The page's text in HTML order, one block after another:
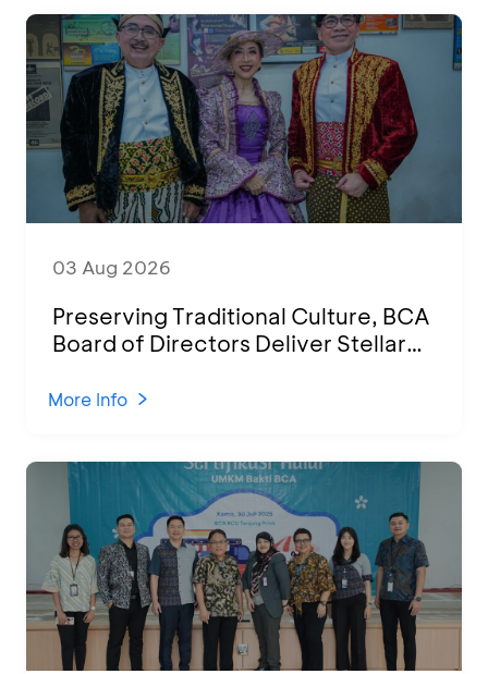
03 Aug 2026
Preserving Traditional Culture, BCA
Board of Directors Deliver Stellar
2026
More Info